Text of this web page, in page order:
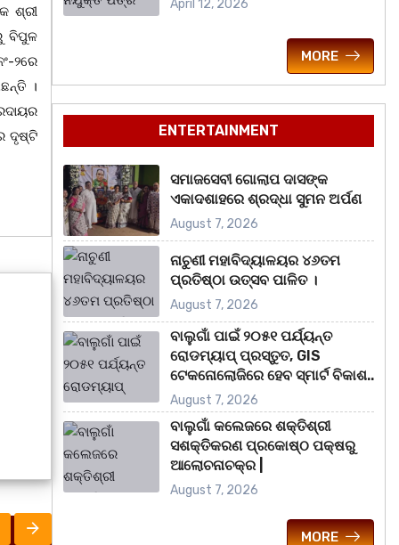
ଶ୍ରୀ
ବିପୁଳ
୨ରେ
।
ଦୃଷ୍ଟି
April 12, 2026
MORE
ENTERTAINMENT
ସମାଜସେବୀ ଗୋଲାପ ଦାସଙ୍କ
ଏକାଦଶାହରେ ଶ୍ରଦ୍ଧା ସୁମନ ଅର୍ପଣ
August 7, 2026
ନାଚୁଣୀ ମହାବିଦ୍ୟାଳୟର ୪୬ତମ
ପ୍ରତିଷ୍ଠା ଉତ୍ସବ ପାଳିତ ।
August 7, 2026
ବାଲୁଗାଁ ପାଇଁ ୨୦୫୧ ପର୍ଯ୍ୟନ୍ତ
ରୋଡମ୍ୟାପ୍ ପ୍ରସ୍ତୁତ, GIS
ଟେକନୋଲୋଜିରେ ହେବ ସ୍ମାର୍ଟ ବିକାଶ..
August 7, 2026
ବାଲୁଗାଁ କଲେଜରେ ଶକ୍ତିଶ୍ରୀ
ସଶକ୍ତିକରଣ ପ୍ରକୋଷ୍ଠ ପକ୍ଷରୁ
ଆଲୋଚନାଚକ୍ର |
August 7, 2026
MORE